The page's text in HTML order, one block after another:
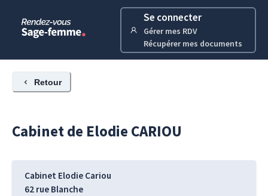
Se connecter
Gérer mes RDV
Récupérer mes documents
Retour
Cabinet de Elodie CARIOU
Cabinet Elodie Cariou
62 rue Blanche